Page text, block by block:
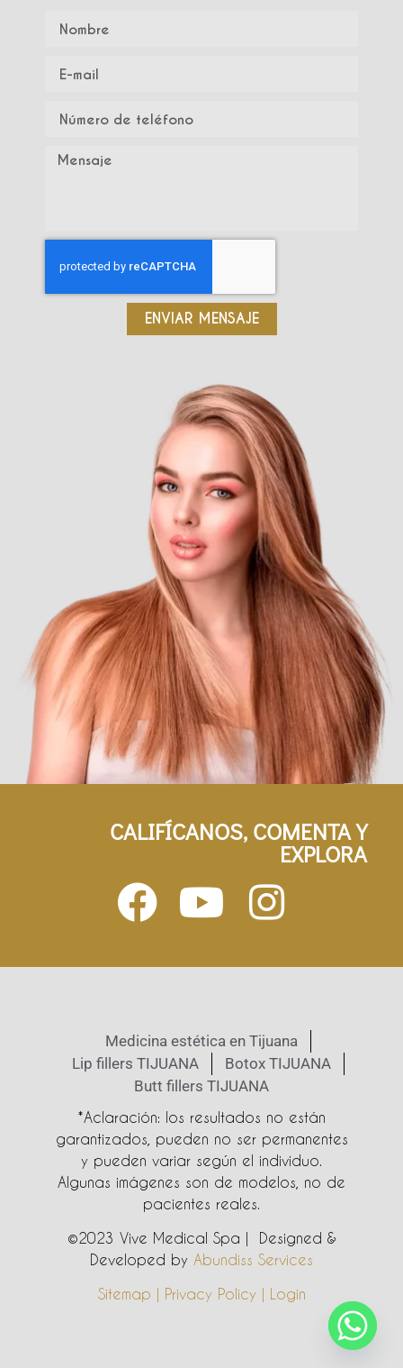
ENVIAR MENSAJE
CALIFÍCANOS, COMENTA Y
EXPLORA
Medicina estética en Tijuana
Lip fillers TIJUANA
Botox TIJUANA
Butt fillers TIJUANA
*Aclaración: los resultados no están
garantizados, pueden no ser permanentes
y pueden variar según el individuo.
Algunas imágenes son de modelos, no de
pacientes reales.
©2023 Vive Medical Spa | Designed &
Developed by Abundiss Services
Sitemap | Privacy Policy | Login